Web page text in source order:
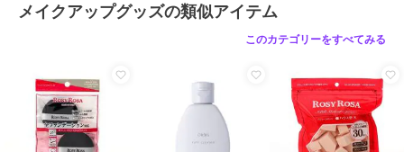
メイクアップグッズの類似アイテム
このカテゴリーをすべてみる